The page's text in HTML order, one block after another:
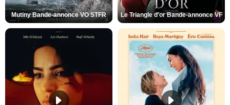
Mutiny Bande-annonce VO STFR Le Triangle d'or Bande-annonce VF